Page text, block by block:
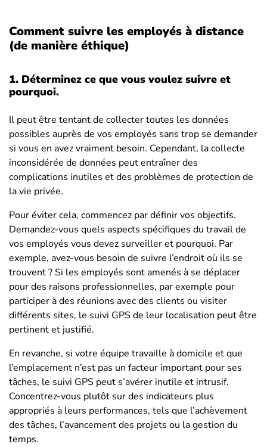
Comment suivre les employés à distance
(de manière éthique)
1. Déterminez ce que vous voulez suivre et
pourquoi.
Il peut être tentant de collecter toutes les données
possibles auprès de vos employés sans trop se demander
si vous en avez vraiment besoin. Cependant, la collecte
inconsidérée de données peut entraîner des
complications inutiles et des problèmes de protection de
la vie privée.
Pour éviter cela, commencez par définir vos objectifs.
Demandez-vous quels aspects spécifiques du travail de
vos employés vous devez surveiller et pourquoi. Par
exemple, avez-vous besoin de suivre l’endroit où ils se
trouvent ? Si les employés sont amenés à se déplacer
pour des raisons professionnelles, par exemple pour
participer à des réunions avec des clients ou visiter
différents sites, le suivi GPS de leur localisation peut être
pertinent et justifié.
En revanche, si votre équipe travaille à domicile et que
l’emplacement n’est pas un facteur important pour ses
tâches, le suivi GPS peut s’avérer inutile et intrusif.
Concentrez-vous plutôt sur des indicateurs plus
appropriés à leurs performances, tels que l’achèvement
des tâches, l’avancement des projets ou la gestion du
temps.